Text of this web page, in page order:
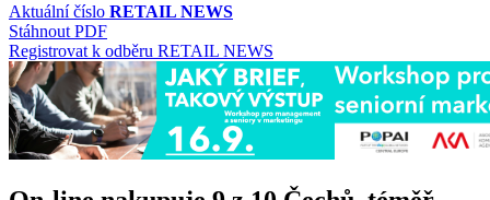
Aktuální číslo RETAIL NEWS
Stáhnout PDF
Registrovat k odběru RETAIL NEWS